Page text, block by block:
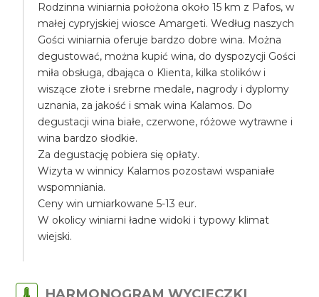
Rodzinna winiarnia położona około 15 km z Pafos, w
małej cypryjskiej wiosce Amargeti. Według naszych
Gości winiarnia oferuje bardzo dobre wina. Można
degustować, można kupić wina, do dyspozycji Gości
miła obsługa, dbająca o Klienta, kilka stolików i
wiszące złote i srebrne medale, nagrody i dyplomy
uznania, za jakość i smak wina Kalamos. Do
degustacji wina białe, czerwone, różowe wytrawne i
wina bardzo słodkie.
Za degustację pobiera się opłaty.
Wizyta w winnicy Kalamos pozostawi wspaniałe
wspomniania.
Ceny win umiarkowane 5-13 eur.
W okolicy winiarni ładne widoki i typowy klimat
wiejski.